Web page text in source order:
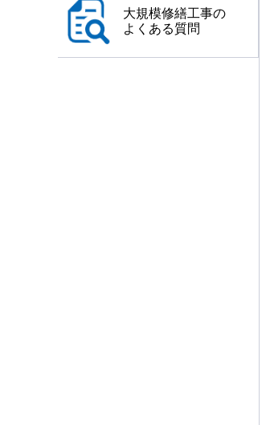
大規模修繕工事の
よくある質問